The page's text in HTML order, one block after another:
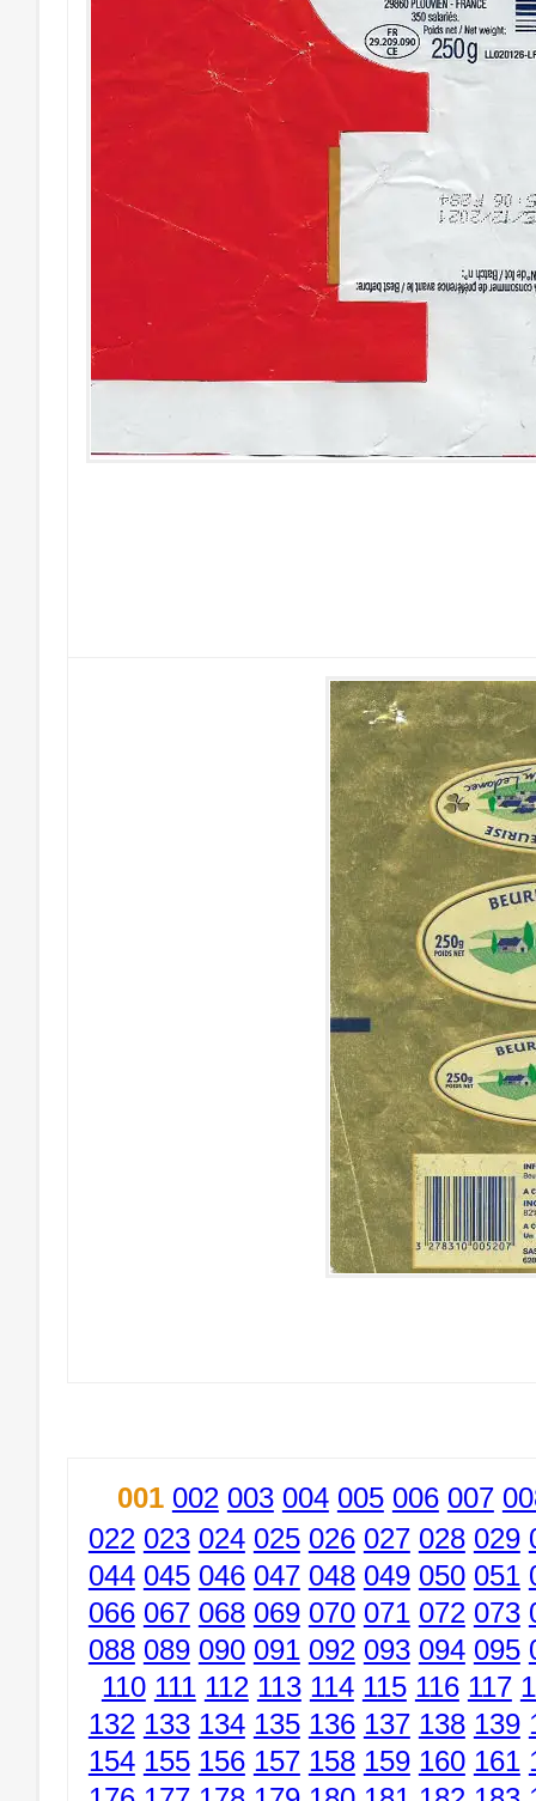
001 002 003 004 005 006 007
022 023 024 025 026 027 028 029
044 045 046 047 048 049 050 051
066 067 068 069 070 071 072 073
088 089 090 091 092 093 094 095
110 111 112 113 114 115 116 117
132 133 134 135 136 137 138 139
154 155 156 157 158 159 160 161